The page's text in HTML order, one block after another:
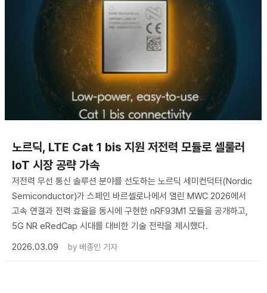
노르딕, LTE Cat 1 bis 지원 저전력 모듈로 셀룰러
IoT 시장 공략 가속
저전력 무선 통신 솔루션 분야를 선도하는 노르딕 세미컨덕터(Nordic
Semiconductor)가 스페인 바르셀로나에서 열린 MWC 2026에서
고속 연결과 전력 효율을 동시에 구현한 nRF93M1 모듈을 공개하고,
5G NR eRedCap 시대를 대비한 기술 전략을 제시했다.
2026.03.09
by 배종인 기자